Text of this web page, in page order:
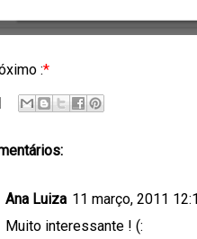
:*
Ana Luiza 11 março, 2011
Muito interessante ! (: